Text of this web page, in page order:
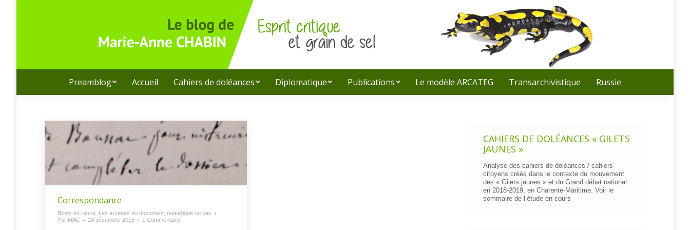
Recherche
:
Preamblog Accueil Cahiers de doléances Diplomatique Publications Le modèle ARCATEG Transarchivistique Russie
Correspondance
Billets en -ance Les arcanes du document, numérique ou pas
Par MAC 28 décembre 2015 1 Commentaire
CAHIERS DE DOLÉANCES « GILETS
JAUNES »
Analyse des cahiers de doléances / cahiers
citoyens créés dans le contexte du mouvement
des « Gilets jaunes » et du Grand débat national
en 2018-2019, en Charente-Maritime. Voir le
sommaire de l’étude en cours